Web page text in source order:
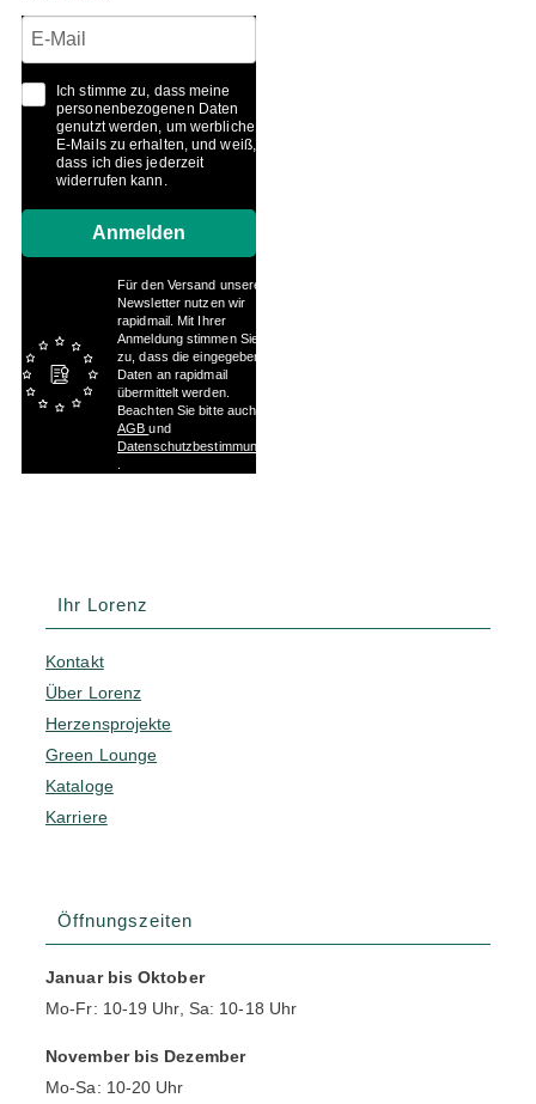
Ich stimme zu, dass meine
personenbezogenen Daten
genutzt werden, um werbliche
E-Mails zu erhalten, und weiß,
dass ich dies jederzeit
widerrufen kann.
Anmelden
Für den Versand unserer
Newsletter nutzen wir
rapidmail. Mit Ihrer
Anmeldung stimmen Sie
zu, dass die eingegebenen
Daten an rapidmail
übermittelt werden.
Beachten Sie bitte auch die
AGBund
Datenschutzbestimmungen
Ihr Lorenz
Kontakt
Über Lorenz
Herzensprojekte
Green Lounge
Kataloge
Karriere
Öffnungszeiten
Januar bis Oktober
Mo-Fr: 10-19 Uhr, Sa: 10-18 Uhr
November bis Dezember
Mo-Sa: 10-20 Uhr